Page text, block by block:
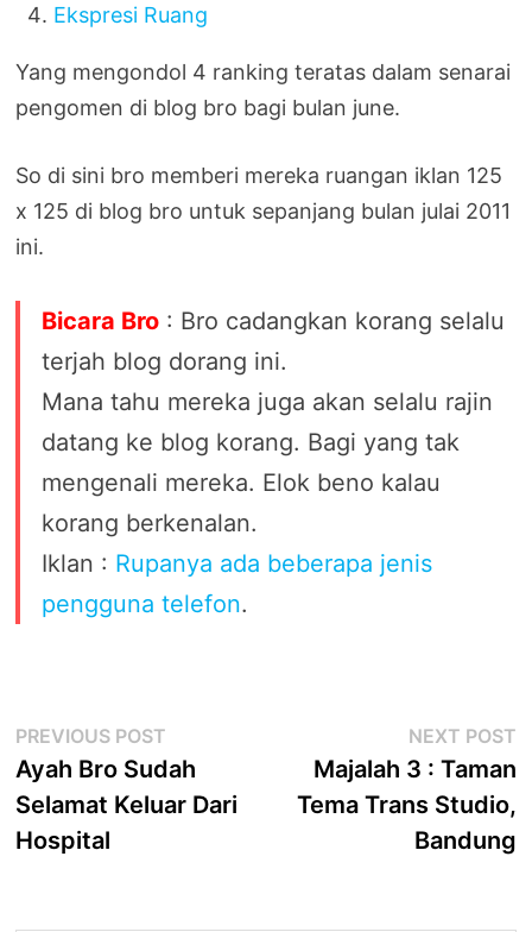
Ekspresi Ruang
Yang mengondol 4 ranking teratas dalam senarai
pengomen di blog bro bagi bulan june.
So di sini bro memberi mereka ruangan iklan 125
x 125 di blog bro untuk sepanjang bulan julai 2011
ini.
Bicara Bro : Bro cadangkan korang selalu
terjah blog dorang ini.
Mana tahu mereka juga akan selalu rajin
datang ke blog korang. Bagi yang tak
mengenali mereka. Elok beno kalau
korang berkenalan.
Iklan : Rupanya ada beberapa jenis
pengguna telefon.
Post
navigation
PREVIOUS POST
post:
Ayah Bro Sudah
Selamat Keluar Dari
Hospital
NEXT POST
Majalah 3 : Taman
Tema Trans Studio,
Bandung